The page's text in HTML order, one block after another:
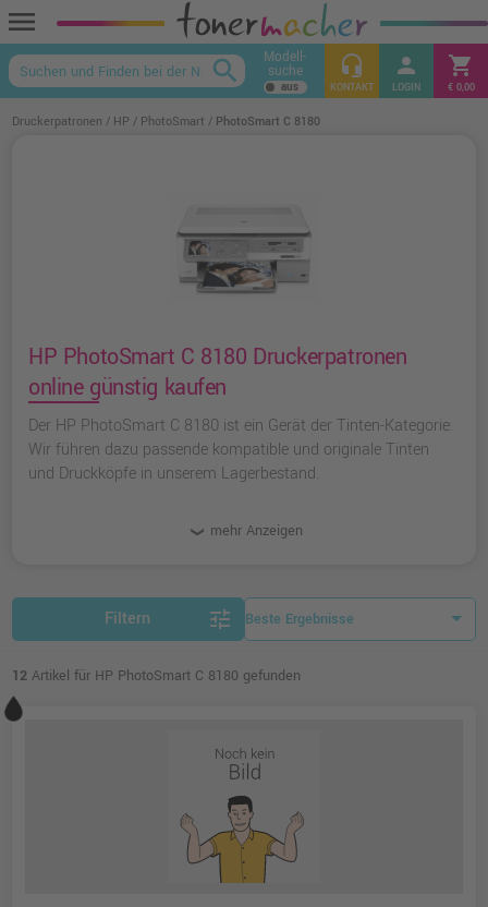
menu
keyboard_arrow_up
search Modell-
suche headset_mic
KONTAKT
person
LOGIN
shopping_cart
€ 0,00
Druckerpatronen HP PhotoSmart PhotoSmart C 8180
HP PhotoSmart C 8180 Druckerpatronen
online günstig kaufen
Der HP PhotoSmart C 8180 ist ein Gerät der Tinten-Kategorie.
Wir führen dazu passende kompatible und originale Tinten
und Druckköpfe in unserem Lagerbestand.
mehr Anzeigen
Filtern tune
12 Artikel für HP PhotoSmart C 8180 gefunden